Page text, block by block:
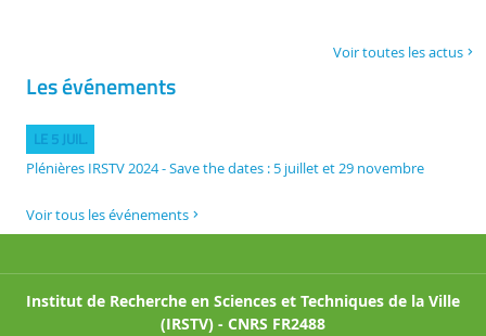
Voir toutes les actus
Les événements
LE 5 JUIL.
Plénières IRSTV 2024 - Save the dates : 5 juillet et 29 novembre
Voir tous les événements
Institut de Recherche en Sciences et Techniques de la Ville
(IRSTV) - CNRS FR2488